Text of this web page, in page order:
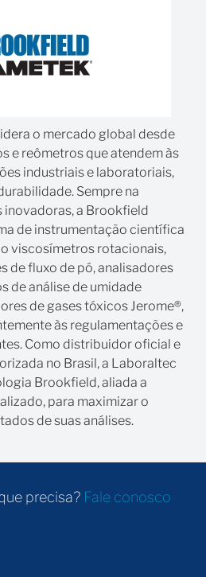
o mercado global desde
e reômetros que atendem às
industriais e laboratoriais,
Sempre na
a Brookfield
de instrumentação científica
viscosímetros rotacionais,
de fluxo de pó, analisadores
de análise de umidade
de gases tóxicos Jerome®,
às regulamentações e
Como distribuidor oficial e
no Brasil, a Laboraltec
Brookfield, aliada a
para maximizar o
de suas análises.
precisa? Fale conosco